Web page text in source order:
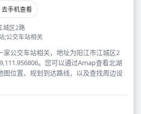
去手机查看
城区2路
;公交车站相关
家公交车站相关，地址为阳江市江城区2
。您可以通过Amap查看北湖
图位置、规划到达路线，以及查找周边设